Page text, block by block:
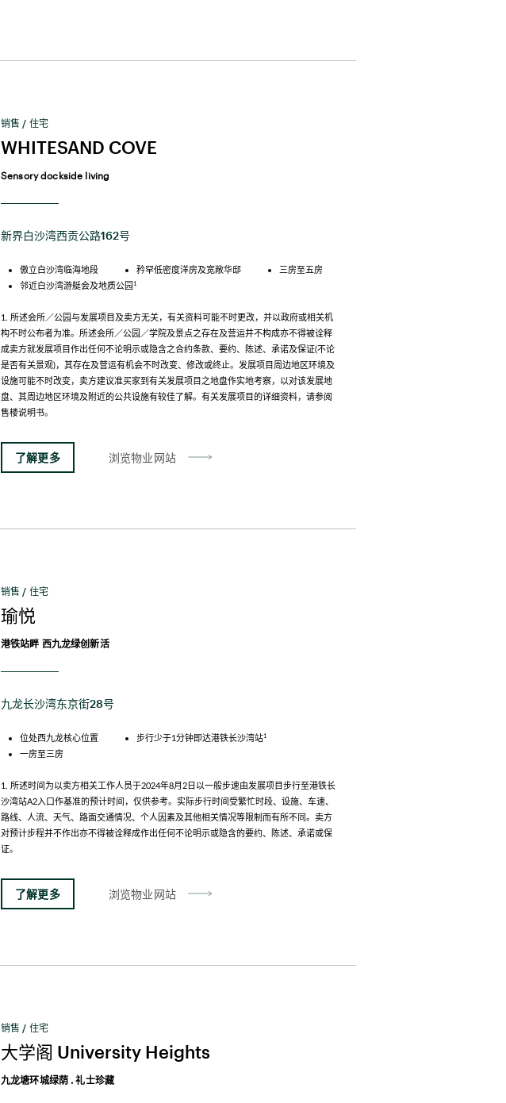
销售 / 住宅
WHITESAND COVE
Sensory dockside living
新界白沙湾西贡公路162号
傲立白沙湾临海地段 矜罕低密度洋房及宽敞华邸
三房至五房
邻近白沙湾游艇会及地质公园 1
1. 所述会所／公园与发展项目及卖方无关，有关资料可能不时更改，并以政府或相关机
构不时公布者为准。所述会所／公园／学院及景点之存在及营运并不构成亦不得被诠释
成卖方就发展项目作出任何不论明示或隐含之合约条款、要约、陈述、承诺及保证(不论
是否有关景观)，其存在及营运有机会不时改变、修改或终止。发展项目周边地区环境及
设施可能不时改变，卖方建议准买家到有关发展项目之地盘作实地考察，以对该发展地
盘、其周边地区环境及附近的公共设施有较佳了解。有关发展项目的详细资料，请参阅
售楼说明书。
了解更多 浏览物业网站
销售 / 住宅
瑜悦
港铁站畔 西九龙绿创新活
九龙长沙湾东京街28号
位处西九龙核心位置 步行少于1分钟即达港铁长沙湾站1
一房至三房
1. 所述时间为以卖方相关工作人员于2024年8月2日以一般步速由发展项目步行至港铁长
沙湾站A2入口作基准的预计时间，仅供参考。实际步行时间受繁忙时段、设施、车速、
路线、人流、天气、路面交通情况、个人因素及其他相关情况等限制而有所不同。卖方
对预计步程并不作出亦不得被诠释成作出任何不论明示或隐含的要约、陈述、承诺或保
证。
了解更多 浏览物业网站
销售 / 住宅
大学阁 University Heights
九龙塘环城绿荫 . 礼士珍藏